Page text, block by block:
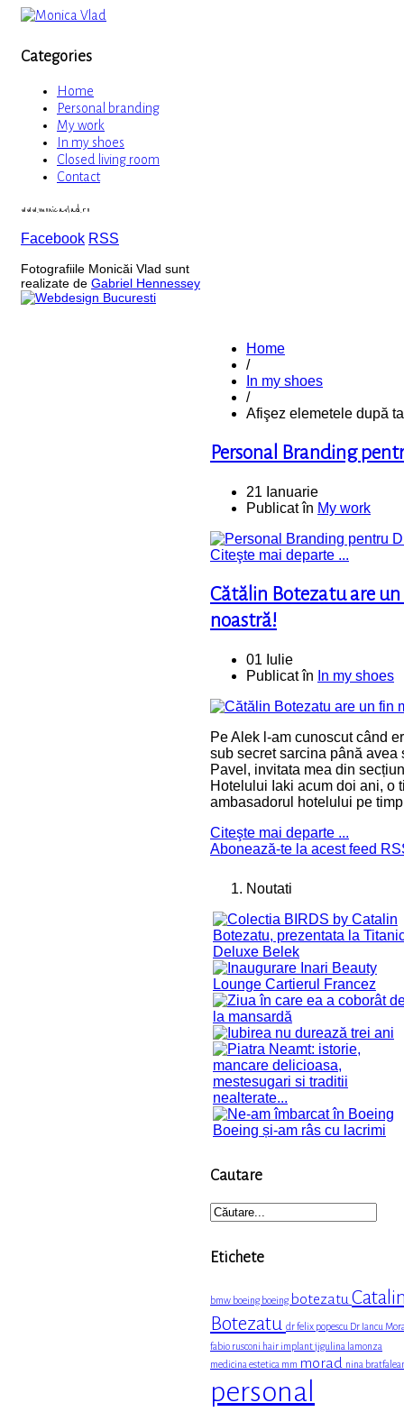
Categories
Home
Personal branding
My work
In my shoes
Closed living room
Contact
www.monicavlad.ro
Facebook RSS
Fotografiile Monicăi Vlad sunt
realizate de Gabriel Hennessey
Home
/
In my shoes
/
Afişez elemetele după
Personal Branding
21 Ianuarie
Publicat în My work
Citeşte mai departe ...
Cătălin Botezatu are
noastră!
01 Iulie
Publicat în In my shoes
Pe Alek l-am cunoscut când
sub secret sarcina până
Pavel, invitata mea din
Hotelului Iaki acum doi ani, o
ambasadorul hotelului pe
Citeşte mai departe ...
Abonează-te la acest feed
Noutati
Cautare
Etichete
bmw boeing boeing botezatu
Botezatu dr felix popescu Dr Iancu
fabio rusconi hair implantjigulina lamonza
medicina estetica mm morad nina
personal